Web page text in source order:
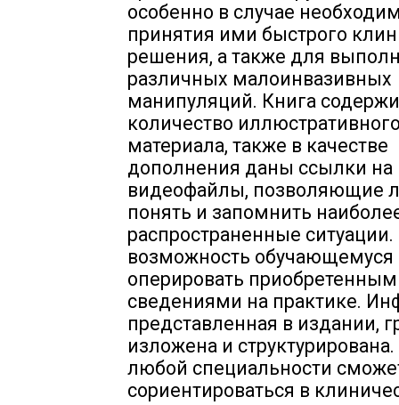
особенно в случае
принятия ими быстрого
решения, а также для
различных малоинвазивных
манипуляций. Книга
количество
материала, также в качестве
дополнения даны ссылки на
видеофайлы, позволяющие
понять и запомнить
распространенные ситуации.
возможность обучающемуся
оперировать
сведениями на практике.
представленная в издании,
изложена и
любой специальности
сориентироваться в